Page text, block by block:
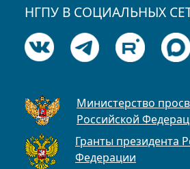
НГПУ В СОЦИАЛЬНЫХ
Министерство
Российской
Гранты президента
Федерации